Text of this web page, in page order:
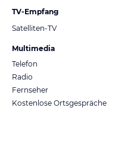
TV-Empfang
Satelliten-TV
Multimedia
Telefon
Radio
Fernseher
Kostenlose Ortsgespräche